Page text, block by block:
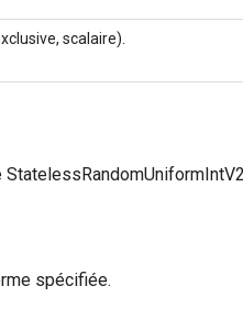
scalaire).
spécifiée.